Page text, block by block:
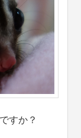
すか？